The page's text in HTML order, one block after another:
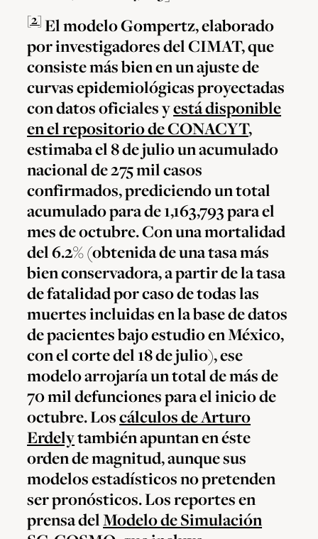
[2] El modelo Gompertz, elaborado
por investigadores del CIMAT, que
consiste más bien en un ajuste de
curvas epidemiológicas proyectadas
con datos oficiales yestá disponible
en el repositorio de CONACYT,
estimaba el 8 de julio un acumulado
nacional de 275 mil casos
confirmados, prediciendo un total
acumulado para de 1,163,793 para el
mes de octubre. Con una mortalidad
del 6.2% (obtenida de una tasa más
bien conservadora, a partir de la tasa
de fatalidad por caso de todas las
muertes incluidas en la base de datos
de pacientes bajo estudio en México,
con el corte del 18 de julio), ese
modelo arrojaría un total de más de
70 mil defunciones para el inicio de
octubre. Loscálculos de Arturo
Erdelytambién apuntan en éste
orden de magnitud, aunque sus
modelos estadísticos no pretenden
ser pronósticos. Los reportes en
prensa delModelo de Simulación